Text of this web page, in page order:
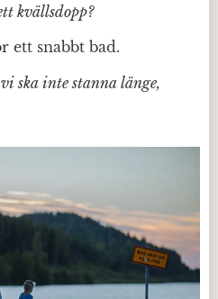
kvällsdopp?
ett snabbt bad.
ska inte stanna länge,